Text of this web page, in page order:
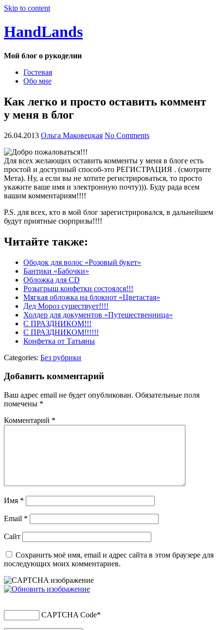
Skip to content
HandLands
Мой блог о рукоделии
Гостевая
Обо мне
Как легко и просто оставить коммент
у меня в блог
26.04.2013 Ольга Маковецкая No Comments
Для всех желающих оставить комменты у меня в блоге есть
простой и доступный способ-это РЕГИСТРАЦИЯ . (смотрите
Мета). Ну, а если вы не хотите регистрироваться, то просто
укажите ваше имя и электронную почту))). Буду рада всем
вашим комментариям!!!!
P.S. для всех, кто в мой блог зарегистрировался, в дальнейшем
будут приятные сюрпризы!!!!
Читайте также:
Ободок для волос «Розовый букет»
Бантики «Бабочки»
Обложка для CD
Розыгрыш конфетки состоялся!!!
Мягкая обложка на блокнот «Цветастая»
Дед Мороз существует!!!!
Холдер для документов «Путешественница»
С ПРАЗДНИКОМ!!!
С ПРАЗДНИКОМ!!!!!!
Конфетка от Татьяны
Categories: Без рубрики
Добавить комментарий
Ваш адрес email не будет опубликован. Обязательные поля
помечены *
Комментарий *
Имя *
Email *
Сайт
Сохранить моё имя, email и адрес сайта в этом браузере для
последующих моих комментариев.
CAPTCHA Code*